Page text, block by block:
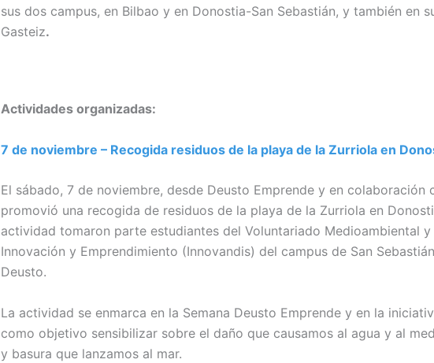
sus dos campus, en Bilbao y en Donostia-San Sebastián, y también en
Gasteiz.
Actividades organizadas:
7 de noviembre – Recogida residuos de la playa de la Zurriola en
El sábado, 7 de noviembre, desde Deusto Emprende y en colaboración
promovió una recogida de residuos de la playa de la Zurriola en
actividad tomaron parte estudiantes del Voluntariado Medioambiental
Innovación y Emprendimiento (Innovandis) del campus de San
Deusto.
La actividad se enmarca en la Semana Deusto Emprende y en la
como objetivo sensibilizar sobre el daño que causamos al agua y al
y basura que lanzamos al mar.